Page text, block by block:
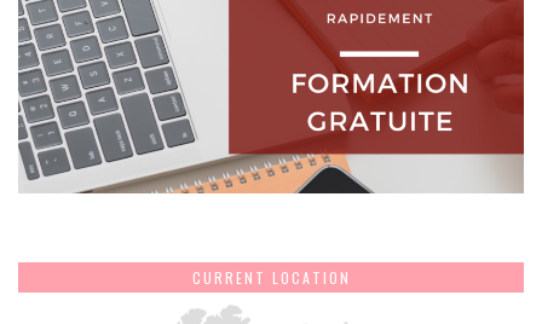
CURRENT LOCATION